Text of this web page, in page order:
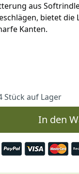
aus
bietet
Kanten.
Stück auf Lager
In den